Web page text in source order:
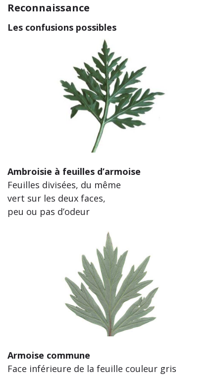
Reconnaissance
Les confusions possibles
Ambroisie à feuilles d’armoise
Feuilles divisées, du même
vert sur les deux faces,
peu ou pas d’odeur
Armoise commune
Face inférieure de la feuille couleur gris